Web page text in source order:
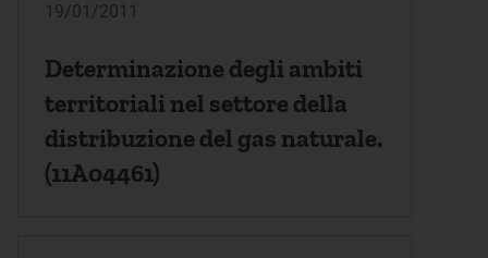
19/01/2011
Determinazione degli ambiti
territoriali nel settore della
distribuzione del gas naturale.
(11A04461)